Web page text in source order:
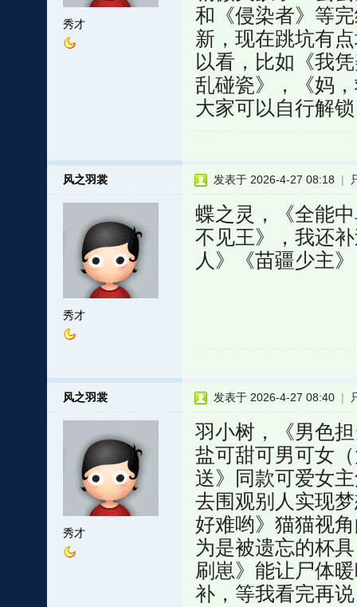
秀才
和《侵染者》等
新，现在跳坑有
以看，比如《我
乱碰瓷》，《妈
大家可以自行解锁
风之羽裳
秀才
发表于 2026-4-27 08:18 |
蝶之灵，《全能
不见王》，我还
人》《苗疆少主
风之羽裳
秀才
发表于 2026-4-27 08:40 |
羽小树，《男色
盐可甜可男可女
送》同款可爱女
去围观别人实现
好难哟》猫猫视
为是被遗忘的杯
刷崽》能让尸体
补，等我看完再说